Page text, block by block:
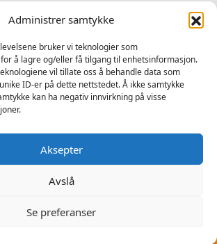
Administrer samtykke
bruker vi teknologier som
å lagre og/eller få tilgang til enhetsinformasjon.
vil tillate oss å behandle data som
ID-er på dette nettstedet. Å ikke samtykke
kan ha negativ innvirkning på visse
Aksepter
Avslå
Se preferanser
medium for nyheiter og tilbod
Atle Fiskå - Design og utvikling av
Computers-Personvern